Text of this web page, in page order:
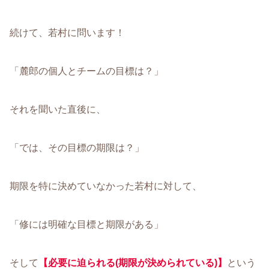
続けて、若村に問います！
「麓郎の個人とチームの目標は？」
それを聞いた直後に、
「では、その目標の期限は？」
期限を特に決めていなかった若村に対して、
「修には明確な目標と期限がある」
そして 【必要に迫られる(期限が決められている)】
という